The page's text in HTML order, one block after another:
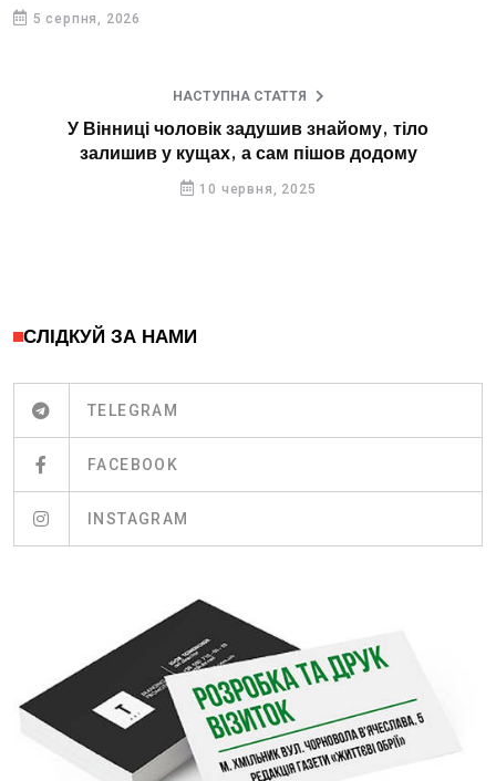
5 серпня, 2026
НАСТУПНА СТАТТЯ
У Вінниці чоловік задушив знайому, тіло
залишив у кущах, а сам пішов додому
10 червня, 2025
СЛІДКУЙ ЗА НАМИ
TELEGRAM
FACEBOOK
INSTAGRAM